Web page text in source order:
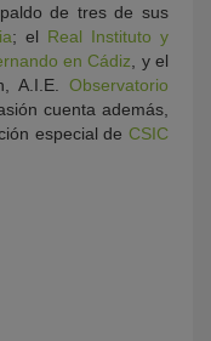
de tres de sus
; el Real Instituto y
en Cádiz, y el
A.I.E. Observatorio
cuenta además,
especial de CSIC